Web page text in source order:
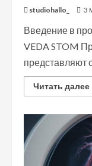
studiohallo_ 3
Введение в
VEDA STOM
представляют
Читать далее